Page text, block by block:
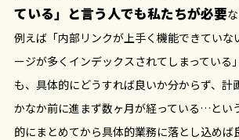
ている」と言う人でも私たちが必要
例えば「内部リンクが上手く機能できていな
ージが多くインデックスされてしまっている
も、具体的にどうすれば良いか分からず、計
かなか前に進まず数ヶ月が経っている…とい
的にまとめてから具体的業務に落とし込めば